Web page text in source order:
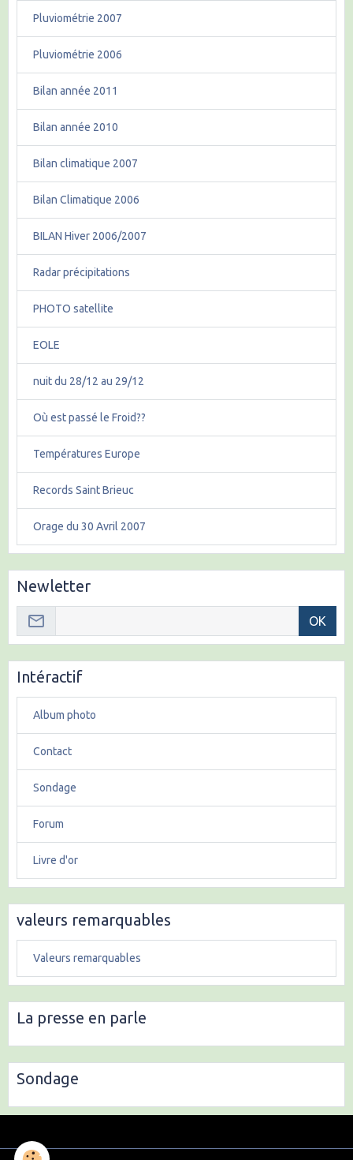
Pluviométrie 2007
Pluviométrie 2006
Bilan année 2011
Bilan année 2010
Bilan climatique 2007
Bilan Climatique 2006
BILAN Hiver 2006/2007
Radar précipitations
PHOTO satellite
EOLE
nuit du 28/12 au 29/12
Où est passé le Froid??
Températures Europe
Records Saint Brieuc
Orage du 30 Avril 2007
Newletter
OK
Intéractif
Album photo
Contact
Sondage
Forum
Livre d'or
valeurs remarquables
Valeurs remarquables
La presse en parle
Sondage